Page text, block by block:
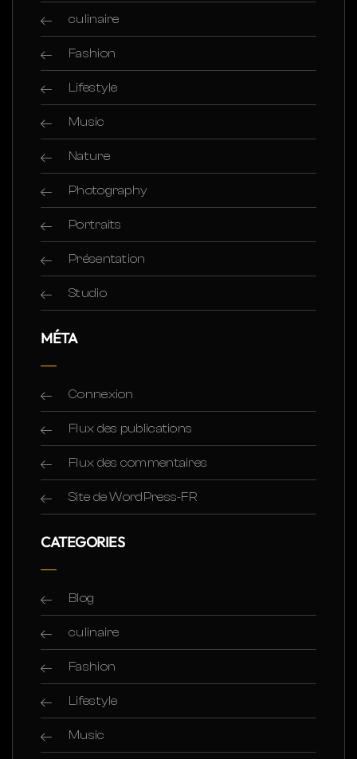
culinaire
Fashion
Lifestyle
Music
Nature
Photography
Portraits
Présentation
Studio
MÉTA
Connexion
Flux des publications
Flux des commentaires
Site de WordPress-FR
CATEGORIES
Blog
culinaire
Fashion
Lifestyle
Music